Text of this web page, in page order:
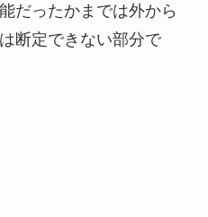
だったかまでは外から
断定できない部分で